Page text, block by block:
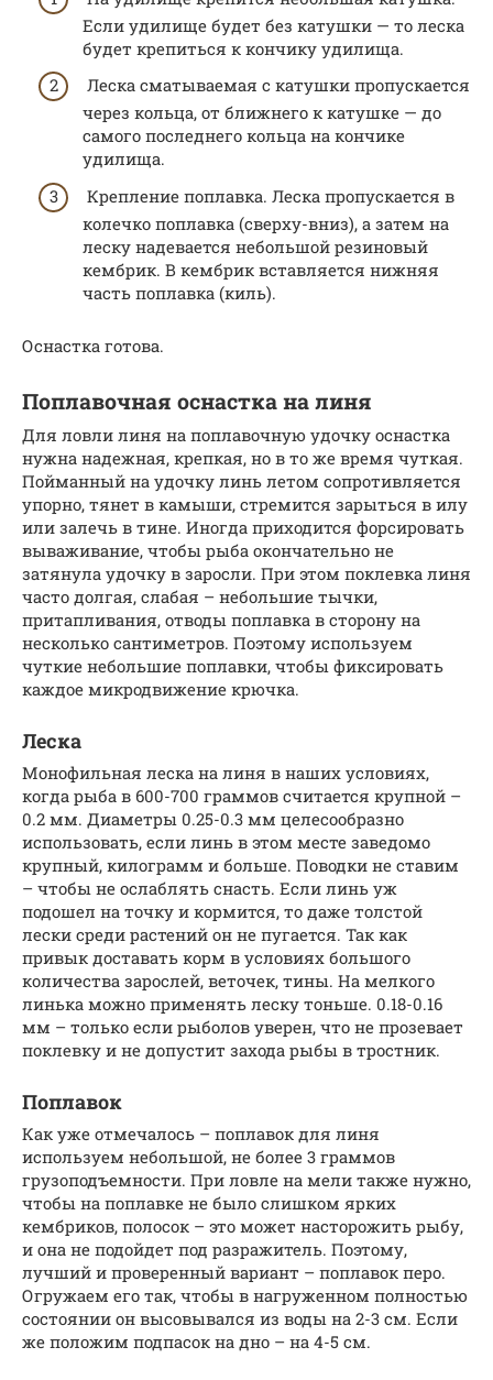
Если удилище будет без катушки — то леска
будет крепиться к кончику удилища.
Леска сматываемая с катушки пропускается
через кольца, от ближнего к катушке — до
самого последнего кольца на кончике
удилища.
Крепление поплавка. Леска пропускается в
колечко поплавка (сверху-вниз), а затем на
леску надевается небольшой резиновый
кембрик. В кембрик вставляется нижняя
часть поплавка (киль).
Оснастка готова.
Поплавочная оснастка на линя
Для ловли линя на поплавочную удочку оснастка
нужна надежная, крепкая, но в то же время чуткая.
Пойманный на удочку линь летом сопротивляется
упорно, тянет в камыши, стремится зарыться в илу
или залечь в тине. Иногда приходится форсировать
вываживание, чтобы рыба окончательно не
затянула удочку в заросли. При этом поклевка линя
часто долгая, слабая – небольшие тычки,
притапливания, отводы поплавка в сторону на
несколько сантиметров. Поэтому используем
чуткие небольшие поплавки, чтобы фиксировать
каждое микродвижение крючка.
Леска
Монофильная леска на линя в наших условиях,
когда рыба в 600-700 граммов считается крупной –
0.2 мм. Диаметры 0.25-0.3 мм целесообразно
использовать, если линь в этом месте заведомо
крупный, килограмм и больше. Поводки не ставим
– чтобы не ослаблять снасть. Если линь уж
подошел на точку и кормится, то даже толстой
лески среди растений он не пугается. Так как
привык доставать корм в условиях большого
количества зарослей, веточек, тины. На мелкого
линька можно применять леску тоньше. 0.18-0.16
мм – только если рыболов уверен, что не прозевает
поклевку и не допустит захода рыбы в тростник.
Поплавок
Как уже отмечалось – поплавок для линя
используем небольшой, не более 3 граммов
грузоподъемности. При ловле на мели также нужно,
чтобы на поплавке не было слишком ярких
кембриков, полосок – это может насторожить рыбу,
и она не подойдет под разражитель. Поэтому,
лучший и проверенный вариант – поплавок перо.
Огружаем его так, чтобы в нагруженном полностью
состоянии он высовывался из воды на 2-3 см. Если
же положим подпасок на дно – на 4-5 см.